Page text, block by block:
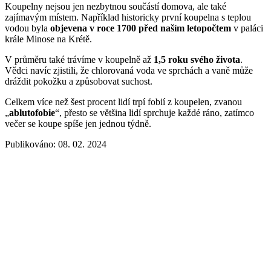
Koupelny nejsou jen nezbytnou součástí domova, ale také
zajímavým místem. Například historicky první koupelna s teplou
vodou byla objevena v roce 1700 před naším letopočtem v paláci
krále Minose na Krétě.
V průměru také trávíme v koupelně až 1,5 roku svého života.
Vědci navíc zjistili, že chlorovaná voda ve sprchách a vaně může
dráždit pokožku a způsobovat suchost.
Celkem více než šest procent lidí trpí fobií z koupelen, zvanou
„ablutofobie“, přesto se většina lidí sprchuje každé ráno, zatímco
večer se koupe spíše jen jednou týdně.
Publikováno: 08. 02. 2024